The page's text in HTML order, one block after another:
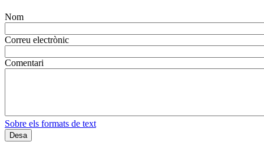
Nom
Correu electrònic
Comentari
Sobre els formats de text